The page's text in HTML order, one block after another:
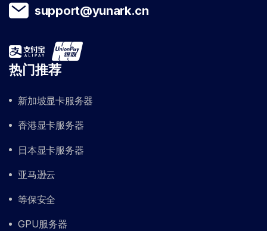
support@yunark.cn
热门推荐
新加坡显卡服务器
香港显卡服务器
日本显卡服务器
亚马逊云
等保安全
GPU服务器